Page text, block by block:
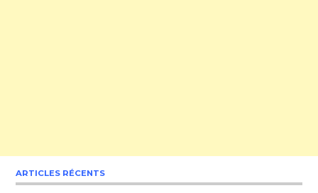
ARTICLES RÉCENTS